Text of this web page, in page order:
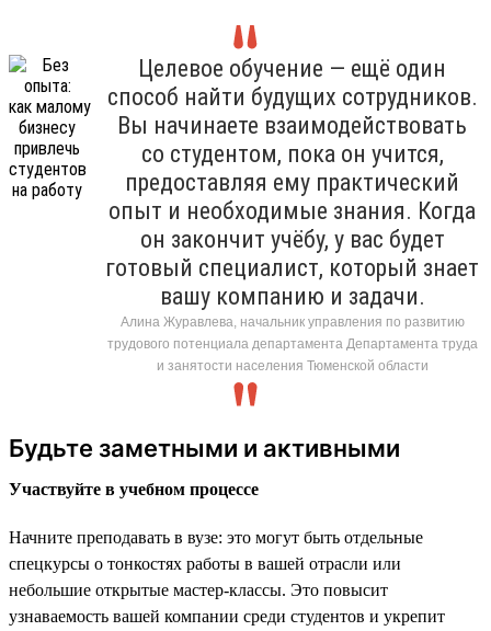
Целевое обучение — ещё один
способ найти будущих сотрудников.
Вы начинаете взаимодействовать
со студентом, пока он учится,
предоставляя ему практический
опыт и необходимые знания. Когда
он закончит учёбу, у вас будет
готовый специалист, который знает
вашу компанию и задачи.
Алина Журавлева, начальник управления по развитию
трудового потенциала департамента Департамента труда
и занятости населения Тюменской области
Будьте заметными и активными
Участвуйте в учебном процессе
Начните преподавать в вузе: это могут быть отдельные
спецкурсы о тонкостях работы в вашей отрасли или
небольшие открытые мастер-классы. Это повысит
узнаваемость вашей компании среди студентов и укрепит